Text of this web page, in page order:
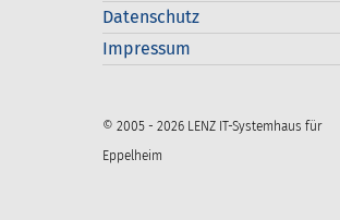
Datenschutz
Impressum
© 2005 - 2026 LENZ IT-Systemhaus für
Eppelheim